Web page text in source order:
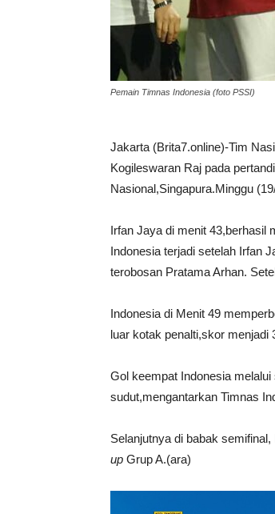
Pemain Timnas Indonesia (foto PSSI)
Jakarta (Brita7.online)-Tim
Kogileswaran Raj pada
Nasional,Singapura.Minggu
Irfan Jaya di menit 43,berhasil
Indonesia terjadi setelah Irfan
terobosan Pratama Arhan.
Indonesia di Menit 49
luar kotak penalti,skor menjadi
Gol keempat Indonesia
sudut,mengantarkan Timnas
Selanjutnya di babak
up Grup A.(ara)